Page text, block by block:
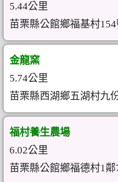
5.44公里
苗栗縣公館鄉福基村
金龍窯
5.74公里
苗栗縣西湖鄉五湖村九
福村養生農場
6.02公里
苗栗縣公館鄉福德村1鄰